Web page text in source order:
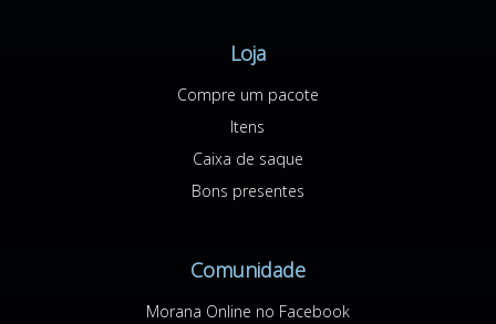
Loja
Compre um pacote
Itens
Caixa de saque
Bons presentes
Comunidade
Morana Online no Facebook